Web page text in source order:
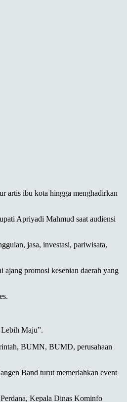
artis ibu kota hingga menghadirkan
Apriyadi Mahmud saat audiensi
jasa, investasi, pariwisata,
ajang promosi kesenian daerah yang
Maju”.
BUMN, BUMD, perusahaan
Band turut memeriahkan event
Kepala Dinas Kominfo